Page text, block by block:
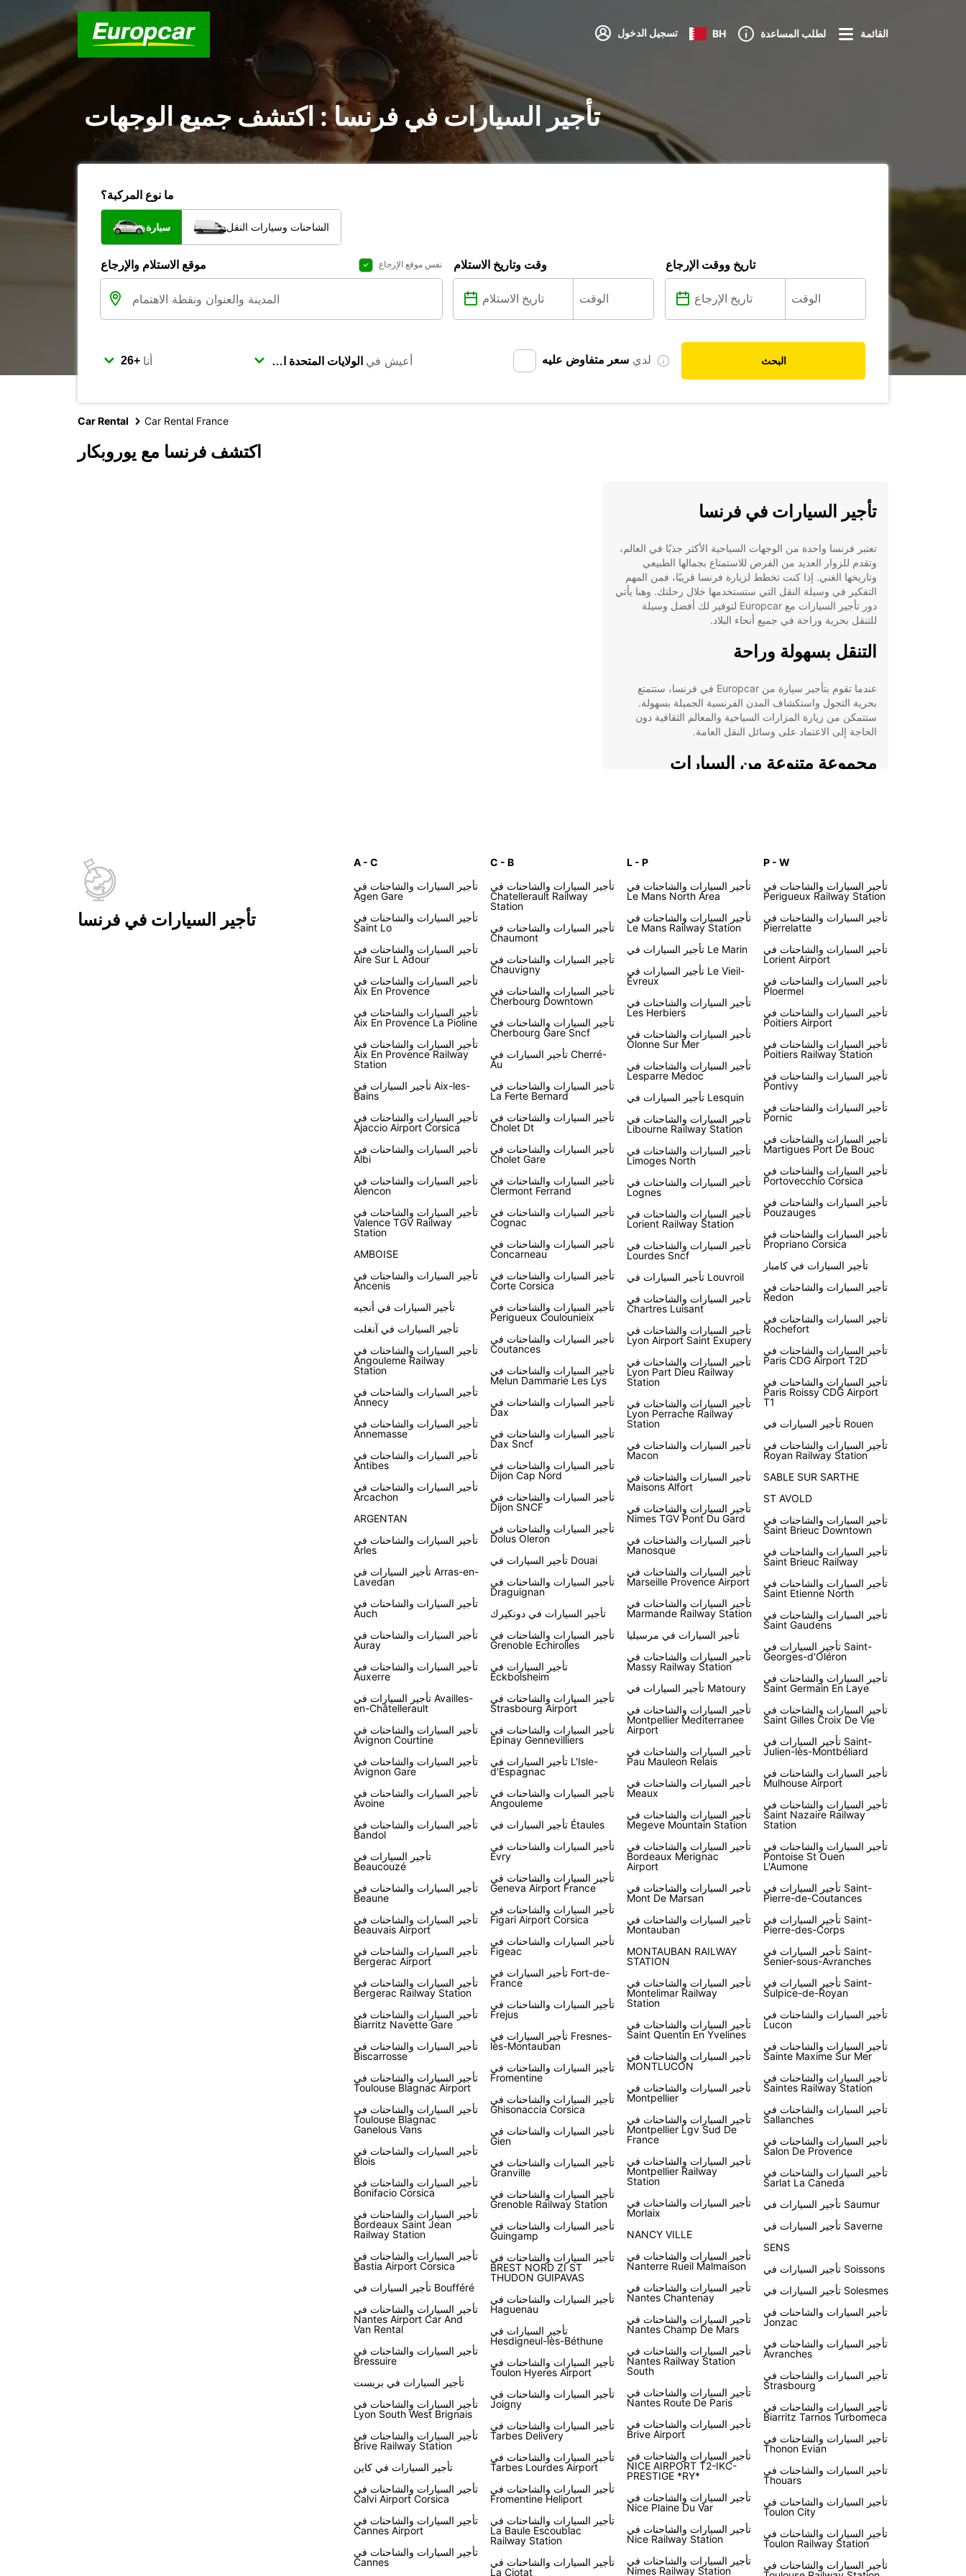
تسجيل الدخول BH لطلب المساعدة القائمة
تأجير السيارات في فرنسا : اكتشف جميع الوجهات
ما نوع المركبة؟
سيارة الشاحنات وسيارات النقل
موقع الاستلام والإرجاع نفس موقع الإرجاع وقت وتاريخ الاستلام تاريخ ووقت الإرجاع
أنا أعيش في لدي سعر متفاوض عليه البحث
Car Rental Car Rental France
اكتشف فرنسا مع يوروبكار
تأجير السيارات في فرنسا
تعتبر فرنسا واحدة من الوجهات السياحية الأكثر جذبًا في العالم،
وتقدم للزوار العديد من الفرص للاستمتاع بجمالها الطبيعي
وتاريخها الغني. إذا كنت تخطط لزيارة فرنسا قريبًا، فمن المهم
التفكير في وسيلة النقل التي ستستخدمها خلال رحلتك. وهنا يأتي
دور تأجير السيارات مع Europcar لتوفير لك أفضل وسيلة
للتنقل بحرية وراحة في جميع أنحاء البلاد.
التنقل بسهولة وراحة
عندما تقوم بتأجير سيارة من Europcar في فرنسا، ستتمتع
بحرية التجول واستكشاف المدن الفرنسية الجميلة بسهولة.
ستتمكن من زيارة المزارات السياحية والمعالم الثقافية دون
الحاجة إلى الاعتماد على وسائل النقل العامة.
مجموعة متنوعة من السيارات
خدمات تأجير مريحة
بالإضافة إلى توفير سيارات عالية الجودة، تقدم Europcar
خدمات تأجير مريحة تشمل تسليم السيارة إلى موقعك المحدد
اختيار Europcar لرحلتك في فرنسا
باختصار، تأجير سيارة من Europcar في فرنسا يوفر لك التحرر
والراحة لاستكشاف هذا البلد الرائع بأسلوبك الخاص. احجز
سيارتك اليوم واستمتع بتجربة سفر لا تنسى في فرنسا.
تأجير السيارات في فرنسا
A - C
تأجير السيارات والشاحنات في
Agen Gare
تأجير السيارات والشاحنات في
Saint Lo
تأجير السيارات والشاحنات في
Aire Sur L Adour
تأجير السيارات والشاحنات في
Aix En Provence
تأجير السيارات والشاحنات في
Aix En Provence La Pioline
تأجير السيارات والشاحنات في
Aix En Provence Railway
Station
تأجير السيارات في Aix-les-
Bains
تأجير السيارات والشاحنات في
Ajaccio Airport Corsica
تأجير السيارات والشاحنات في
Albi
تأجير السيارات والشاحنات في
Alencon
تأجير السيارات والشاحنات في
Valence TGV Railway
Station
AMBOISE
تأجير السيارات والشاحنات في
Ancenis
تأجير السيارات في أنجيه
تأجير السيارات في آنغلت
تأجير السيارات والشاحنات في
Angouleme Railway
Station
تأجير السيارات والشاحنات في
Annecy
تأجير السيارات والشاحنات في
Annemasse
تأجير السيارات والشاحنات في
Antibes
تأجير السيارات والشاحنات في
Arcachon
ARGENTAN
تأجير السيارات والشاحنات في
Arles
تأجير السيارات في Arras-en-
Lavedan
تأجير السيارات والشاحنات في
Auch
تأجير السيارات والشاحنات في
Auray
تأجير السيارات والشاحنات في
Auxerre
تأجير السيارات في Availles-
en-Châtellerault
تأجير السيارات والشاحنات في
Avignon Courtine
تأجير السيارات والشاحنات في
Avignon Gare
تأجير السيارات والشاحنات في
Avoine
تأجير السيارات والشاحنات في
Bandol
تأجير السيارات في
Beaucouzé
تأجير السيارات والشاحنات في
Beaune
تأجير السيارات والشاحنات في
Beauvais Airport
تأجير السيارات والشاحنات في
Bergerac Airport
تأجير السيارات والشاحنات في
Bergerac Railway Station
تأجير السيارات والشاحنات في
Biarritz Navette Gare
تأجير السيارات والشاحنات في
Biscarrosse
تأجير السيارات والشاحنات في
Toulouse Blagnac Airport
تأجير السيارات والشاحنات في
Toulouse Blagnac
Ganelous Vans
تأجير السيارات والشاحنات في
Blois
تأجير السيارات والشاحنات في
Bonifacio Corsica
تأجير السيارات والشاحنات في
Bordeaux Saint Jean
Railway Station
تأجير السيارات والشاحنات في
Bastia Airport Corsica
تأجير السيارات في Boufféré
تأجير السيارات والشاحنات في
Nantes Airport Car And
Van Rental
تأجير السيارات والشاحنات في
Bressuire
تأجير السيارات في بريست
تأجير السيارات والشاحنات في
Lyon South West Brignais
تأجير السيارات والشاحنات في
Brive Railway Station
تأجير السيارات في كاين
تأجير السيارات والشاحنات في
Calvi Airport Corsica
تأجير السيارات والشاحنات في
Cannes Airport
تأجير السيارات والشاحنات في
Cannes
C - B
تأجير السيارات والشاحنات في
Chatellerault Railway
Station
تأجير السيارات والشاحنات في
Chaumont
تأجير السيارات والشاحنات في
Chauvigny
تأجير السيارات والشاحنات في
Cherbourg Downtown
تأجير السيارات والشاحنات في
Cherbourg Gare Sncf
تأجير السيارات في Cherré-
Au
تأجير السيارات والشاحنات في
La Ferte Bernard
تأجير السيارات والشاحنات في
Cholet Dt
تأجير السيارات والشاحنات في
Cholet Gare
تأجير السيارات والشاحنات في
Clermont Ferrand
تأجير السيارات والشاحنات في
Cognac
تأجير السيارات والشاحنات في
Concarneau
تأجير السيارات والشاحنات في
Corte Corsica
تأجير السيارات والشاحنات في
Perigueux Coulounieix
تأجير السيارات والشاحنات في
Coutances
تأجير السيارات والشاحنات في
Melun Dammarie Les Lys
تأجير السيارات والشاحنات في
Dax
تأجير السيارات والشاحنات في
Dax Sncf
تأجير السيارات والشاحنات في
Dijon Cap Nord
تأجير السيارات والشاحنات في
Dijon SNCF
تأجير السيارات والشاحنات في
Dolus Oleron
تأجير السيارات في Douai
تأجير السيارات والشاحنات في
Draguignan
تأجير السيارات في دونكيرك
تأجير السيارات والشاحنات في
Grenoble Echirolles
تأجير السيارات في
Eckbolsheim
تأجير السيارات والشاحنات في
Strasbourg Airport
تأجير السيارات والشاحنات في
Epinay Gennevilliers
تأجير السيارات في L'Isle-
d'Espagnac
تأجير السيارات والشاحنات في
Angouleme
تأجير السيارات في Étaules
تأجير السيارات والشاحنات في
Evry
تأجير السيارات والشاحنات في
Geneva Airport France
تأجير السيارات والشاحنات في
Figari Airport Corsica
تأجير السيارات والشاحنات في
Figeac
تأجير السيارات في Fort-de-
France
تأجير السيارات والشاحنات في
Frejus
تأجير السيارات في Fresnes-
lès-Montauban
تأجير السيارات والشاحنات في
Fromentine
تأجير السيارات والشاحنات في
Ghisonaccia Corsica
تأجير السيارات والشاحنات في
Gien
تأجير السيارات والشاحنات في
Granville
تأجير السيارات والشاحنات في
Grenoble Railway Station
تأجير السيارات والشاحنات في
Guingamp
تأجير السيارات والشاحنات في
BREST NORD ZI ST
THUDON GUIPAVAS
تأجير السيارات والشاحنات في
Haguenau
تأجير السيارات في
Hesdigneul-lès-Béthune
تأجير السيارات والشاحنات في
Toulon Hyeres Airport
تأجير السيارات والشاحنات في
Joigny
تأجير السيارات والشاحنات في
Tarbes Delivery
تأجير السيارات والشاحنات في
Tarbes Lourdes Airport
تأجير السيارات والشاحنات في
Fromentine Heliport
تأجير السيارات والشاحنات في
La Baule Escoublac
Railway Station
تأجير السيارات والشاحنات في
La Ciotat
L - P
تأجير السيارات والشاحنات في
Le Mans North Area
تأجير السيارات والشاحنات في
Le Mans Railway Station
تأجير السيارات في Le Marin
تأجير السيارات في Le Vieil-
Évreux
تأجير السيارات والشاحنات في
Les Herbiers
تأجير السيارات والشاحنات في
Olonne Sur Mer
تأجير السيارات والشاحنات في
Lesparre Medoc
تأجير السيارات في Lesquin
تأجير السيارات والشاحنات في
Libourne Railway Station
تأجير السيارات والشاحنات في
Limoges North
تأجير السيارات والشاحنات في
Lognes
تأجير السيارات والشاحنات في
Lorient Railway Station
تأجير السيارات والشاحنات في
Lourdes Sncf
تأجير السيارات في Louvroil
تأجير السيارات والشاحنات في
Chartres Luisant
تأجير السيارات والشاحنات في
Lyon Airport Saint Exupery
تأجير السيارات والشاحنات في
Lyon Part Dieu Railway
Station
تأجير السيارات والشاحنات في
Lyon Perrache Railway
Station
تأجير السيارات والشاحنات في
Macon
تأجير السيارات والشاحنات في
Maisons Alfort
تأجير السيارات والشاحنات في
Nimes TGV Pont Du Gard
تأجير السيارات والشاحنات في
Manosque
تأجير السيارات والشاحنات في
Marseille Provence Airport
تأجير السيارات والشاحنات في
Marmande Railway Station
تأجير السيارات في مرسيليا
تأجير السيارات والشاحنات في
Massy Railway Station
تأجير السيارات في Matoury
تأجير السيارات والشاحنات في
Montpellier Mediterranee
Airport
تأجير السيارات والشاحنات في
Pau Mauleon Relais
تأجير السيارات والشاحنات في
Meaux
تأجير السيارات والشاحنات في
Megeve Mountain Station
تأجير السيارات والشاحنات في
Bordeaux Merignac
Airport
تأجير السيارات والشاحنات في
Mont De Marsan
تأجير السيارات والشاحنات في
Montauban
MONTAUBAN RAILWAY
STATION
تأجير السيارات والشاحنات في
Montelimar Railway
Station
تأجير السيارات والشاحنات في
Saint Quentin En Yvelines
تأجير السيارات والشاحنات في
MONTLUCON
تأجير السيارات والشاحنات في
Montpellier
تأجير السيارات والشاحنات في
Montpellier Lgv Sud De
France
تأجير السيارات والشاحنات في
Montpellier Railway
Station
تأجير السيارات والشاحنات في
Morlaix
NANCY VILLE
تأجير السيارات والشاحنات في
Nanterre Rueil Malmaison
تأجير السيارات والشاحنات في
Nantes Chantenay
تأجير السيارات والشاحنات في
Nantes Champ De Mars
تأجير السيارات والشاحنات في
Nantes Railway Station
South
تأجير السيارات والشاحنات في
Nantes Route De Paris
تأجير السيارات والشاحنات في
Brive Airport
تأجير السيارات والشاحنات في
NICE AIRPORT T2-IKC-
PRESTIGE *RY*
تأجير السيارات والشاحنات في
Nice Plaine Du Var
تأجير السيارات والشاحنات في
Nice Railway Station
تأجير السيارات والشاحنات في
Nimes Railway Station
P - W
تأجير السيارات والشاحنات في
Perigueux Railway Station
تأجير السيارات والشاحنات في
Pierrelatte
تأجير السيارات والشاحنات في
Lorient Airport
تأجير السيارات والشاحنات في
Ploermel
تأجير السيارات والشاحنات في
Poitiers Airport
تأجير السيارات والشاحنات في
Poitiers Railway Station
تأجير السيارات والشاحنات في
Pontivy
تأجير السيارات والشاحنات في
Pornic
تأجير السيارات والشاحنات في
Martigues Port De Bouc
تأجير السيارات والشاحنات في
Portovecchio Corsica
تأجير السيارات والشاحنات في
Pouzauges
تأجير السيارات والشاحنات في
Propriano Corsica
تأجير السيارات في كامبار
تأجير السيارات والشاحنات في
Redon
تأجير السيارات والشاحنات في
Rochefort
تأجير السيارات والشاحنات في
Paris CDG Airport T2D
تأجير السيارات والشاحنات في
Paris Roissy CDG Airport
T1
تأجير السيارات في Rouen
تأجير السيارات والشاحنات في
Royan Railway Station
SABLE SUR SARTHE
ST AVOLD
تأجير السيارات والشاحنات في
Saint Brieuc Downtown
تأجير السيارات والشاحنات في
Saint Brieuc Railway
تأجير السيارات والشاحنات في
Saint Etienne North
تأجير السيارات والشاحنات في
Saint Gaudens
تأجير السيارات في Saint-
Georges-d'Oléron
تأجير السيارات والشاحنات في
Saint Germain En Laye
تأجير السيارات والشاحنات في
Saint Gilles Croix De Vie
تأجير السيارات في Saint-
Julien-lès-Montbéliard
تأجير السيارات والشاحنات في
Mulhouse Airport
تأجير السيارات والشاحنات في
Saint Nazaire Railway
Station
تأجير السيارات والشاحنات في
Pontoise St Ouen
L'Aumone
تأجير السيارات في Saint-
Pierre-de-Coutances
تأجير السيارات في Saint-
Pierre-des-Corps
تأجير السيارات في Saint-
Senier-sous-Avranches
تأجير السيارات في Saint-
Sulpice-de-Royan
تأجير السيارات والشاحنات في
Lucon
تأجير السيارات والشاحنات في
Sainte Maxime Sur Mer
تأجير السيارات والشاحنات في
Saintes Railway Station
تأجير السيارات والشاحنات في
Sallanches
تأجير السيارات والشاحنات في
Salon De Provence
تأجير السيارات والشاحنات في
Sarlat La Caneda
تأجير السيارات في Saumur
تأجير السيارات في Saverne
SENS
تأجير السيارات في Soissons
تأجير السيارات في Solesmes
تأجير السيارات والشاحنات في
Jonzac
تأجير السيارات والشاحنات في
Avranches
تأجير السيارات والشاحنات في
Strasbourg
تأجير السيارات والشاحنات في
Biarritz Tarnos Turbomeca
تأجير السيارات والشاحنات في
Thonon Evian
تأجير السيارات والشاحنات في
Thouars
تأجير السيارات والشاحنات في
Toulon City
تأجير السيارات والشاحنات في
Toulon Railway Station
تأجير السيارات والشاحنات في